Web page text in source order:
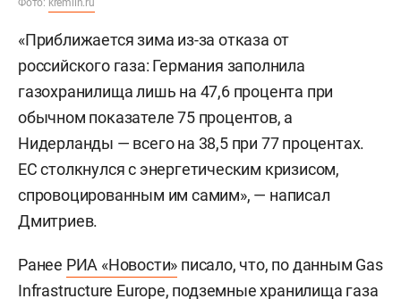
Фото: kremlin.ru
«Приближается зима из-за отказа от
российского газа: Германия заполнила
газохранилища лишь на 47,6 процента при
обычном показателе 75 процентов, а
Нидерланды — всего на 38,5 при 77 процентах.
ЕС столкнулся с энергетическим кризисом,
спровоцированным им самим», — написал
Дмитриев.
Ранее РИА «Новости» писало, что, по данным Gas
Infrastructure Europe, подземные хранилища газа